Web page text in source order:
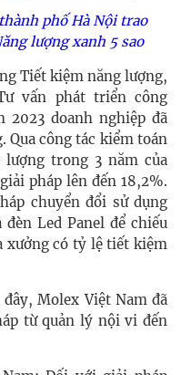
phố Hà Nội trao
lượng xanh 5 sao
Tiết kiệm năng lượng,
vấn phát triển công
doanh nghiệp đã
Qua công tác kiểm toán
trong 3 năm của
pháp lên đến 18,2%.
chuyển đổi sử dụng
đèn Led Panel để chiếu
xưởng có tỷ lệ tiết kiệm
Molex Việt Nam đã
từ quản lý nội vi đến